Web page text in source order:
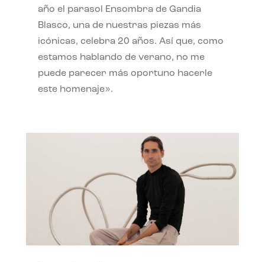
año el parasol Ensombra de Gandia
Blasco, una de nuestras piezas más
icónicas, celebra 20 años. Así que, como
estamos hablando de verano, no me
puede parecer más oportuno hacerle
este homenaje».